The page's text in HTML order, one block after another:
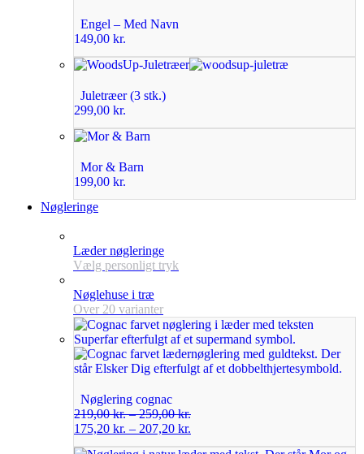
Engel – Med Navn
149,00 kr.
Juletræer (3 stk.)
299,00 kr.
Mor & Barn
199,00 kr.
Nøgleringe
Læder nøgleringe
Vælg personligt tryk
Nøglehuse i træ
Over 20 varianter
Nøglering cognac
219,00kr.–259,00kr.
175,20 kr. – 207,20 kr.